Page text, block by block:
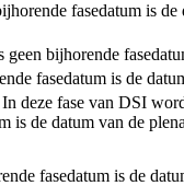
fasedatum is
bijhorende
fasedatum is de
deze fase van DSI
de datum van de
fasedatum is de